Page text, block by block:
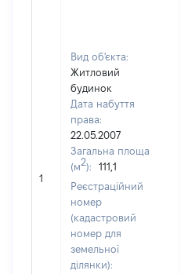
1
Вид об'єкта:
Житловий
будинок
Дата набуття
права:
22.05.2007
Загальна площа
(м2):
111,1
Реєстраційний
номер
(кадастровий
номер для
земельної
ділянки):